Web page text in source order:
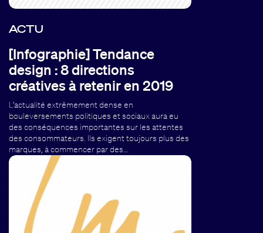
ACTU
[Infographie] Tendance
design : 8 directions
créatives à retenir en 2019
L’actualité extrêmement dense en
bouleversements politiques et sociaux aura eu
des conséquences importantes sur les attentes
des consommateurs. Ils exigent toujours plus des
marques, à commencer par des…